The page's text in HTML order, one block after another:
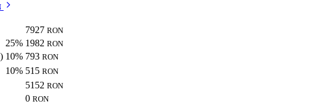
7927 RON
25% 1982 RON
10% 793 RON
10% 515 RON
5152 RON
0 RON